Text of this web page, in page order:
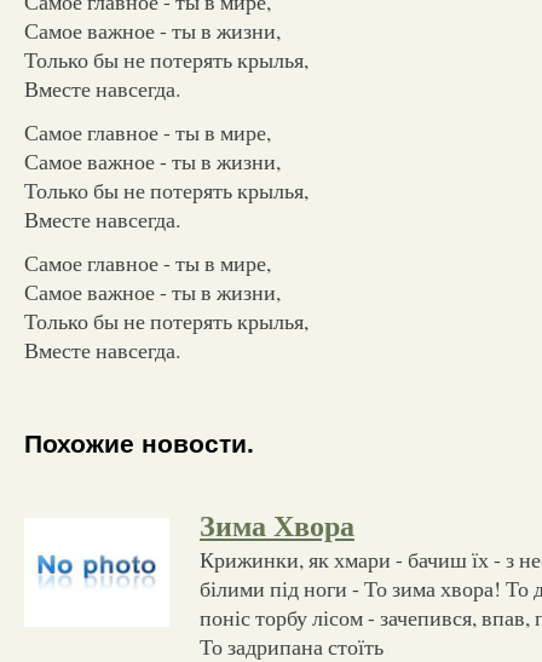
Самое важное - ты в жизни,
Только бы не потерять крылья,
Вместе навсегда.
Самое главное - ты в мире,
Самое важное - ты в жизни,
Только бы не потерять крылья,
Вместе навсегда.
Самое главное - ты в мире,
Самое важное - ты в жизни,
Только бы не потерять крылья,
Вместе навсегда.
Похожие новости.
Зима Хвора
Крижинки, як хмари - бачиш їх - з
білими під ноги - То зима хвора! То
поніс торбу лісом - зачепився,
То задрипана стоїть